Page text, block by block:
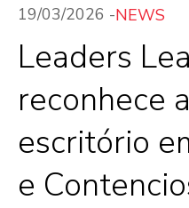
19/03/2026 -NEWS
Leaders
reconhece
escritório
e